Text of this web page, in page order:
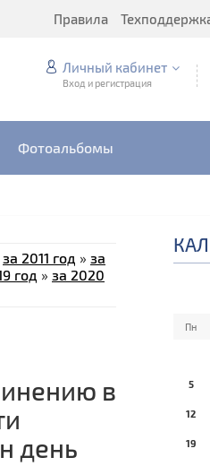
Правила
Личный кабинет
Вход и регистрация
Фотоальбомы
за 2011 год » за
год » за 2020
в
день
Пн
5
12
19